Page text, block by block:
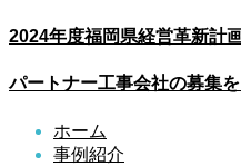
2024年度福岡県経営革新計
パートナー工事会社の募集
ホーム
事例紹介